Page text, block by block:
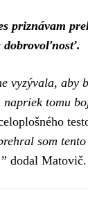
priznávam
dobrovoľnosť.
vyzývala,
tomu
som
dodal Matovič.